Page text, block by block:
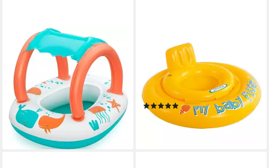
SPORT-KNIGHT®
Kinder-Schlauchboot
Aufblasbares Babyboot mit
UV-Sonnenschutz & Comfort
Plush™ Material
22,99 € UVP27,99 €
-18%
lieferbar - in 2-3 Werktagen bei dir
Schwimmhilfe INTEX
Schwimmhilfe Schwimmring
Schwimmsitz Babyboot Pool
Strand
(7)
ab 10,98 €
lieferbar - in 3-4 Werktagen bei dir